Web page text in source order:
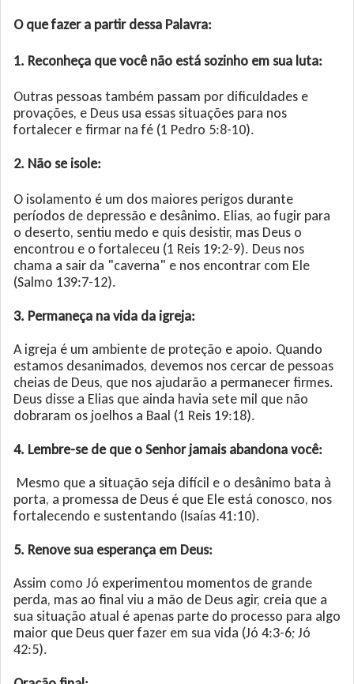
O que fazer a partir dessa Palavra:
1. Reconheça que você não está sozinho em sua luta:
Outras pessoas também passam por dificuldades e
provações, e Deus usa essas situações para nos
fortalecer e firmar na fé (1 Pedro 5:8-10).
2. Não se isole:
O isolamento é um dos maiores perigos durante
períodos de depressão e desânimo. Elias, ao fugir para
o deserto, sentiu medo e quis desistir, mas Deus o
encontrou e o fortaleceu (1 Reis 19:2-9). Deus nos
chama a sair da "caverna" e nos encontrar com Ele
(Salmo 139:7-12).
3. Permaneça na vida da igreja:
A igreja é um ambiente de proteção e apoio. Quando
estamos desanimados, devemos nos cercar de pessoas
cheias de Deus, que nos ajudarão a permanecer firmes.
Deus disse a Elias que ainda havia sete mil que não
dobraram os joelhos a Baal (1 Reis 19:18).
4. Lembre-se de que o Senhor jamais abandona você:
Mesmo que a situação seja difícil e o desânimo bata à
porta, a promessa de Deus é que Ele está conosco, nos
fortalecendo e sustentando (Isaías 41:10).
5. Renove sua esperança em Deus:
Assim como Jó experimentou momentos de grande
perda, mas ao final viu a mão de Deus agir, creia que a
sua situação atual é apenas parte do processo para algo
maior que Deus quer fazer em sua vida (Jó 4:3-6; Jó
42:5).